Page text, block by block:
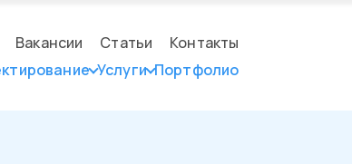
Вакансии Статьи
Контакты
Услуги Портфолио